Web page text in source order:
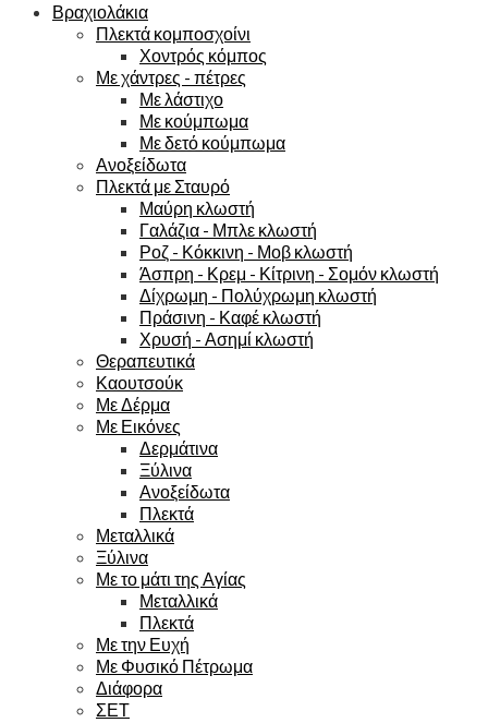
Βραχιολάκια
Πλεκτά κομποσχοίνι
Χοντρός κόμπος
Με χάντρες - πέτρες
Με λάστιχο
Με κούμπωμα
Με δετό κούμπωμα
Ανοξείδωτα
Πλεκτά με Σταυρό
Μαύρη κλωστή
Γαλάζια - Μπλε κλωστή
Ροζ - Κόκκινη - Μοβ κλωστή
Άσπρη - Κρεμ - Κίτρινη - Σομόν κλωστή
Δίχρωμη - Πολύχρωμη κλωστή
Πράσινη - Καφέ κλωστή
Χρυσή - Ασημί κλωστή
Θεραπευτικά
Καουτσούκ
Με Δέρμα
Με Εικόνες
Δερμάτινα
Ξύλινα
Ανοξείδωτα
Πλεκτά
Μεταλλικά
Ξύλινα
Με το μάτι της Αγίας
Μεταλλικά
Πλεκτά
Με την Ευχή
Με Φυσικό Πέτρωμα
Διάφορα
ΣΕΤ